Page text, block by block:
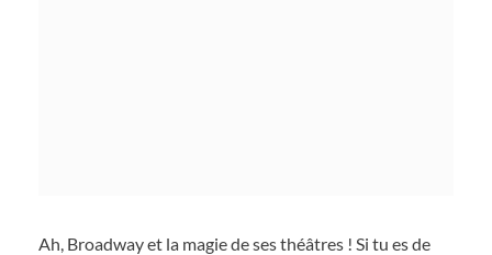
Ah, Broadway et la magie de ses théâtres ! Si tu es de